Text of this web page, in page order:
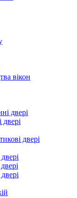
вікон
двері
двері
двері